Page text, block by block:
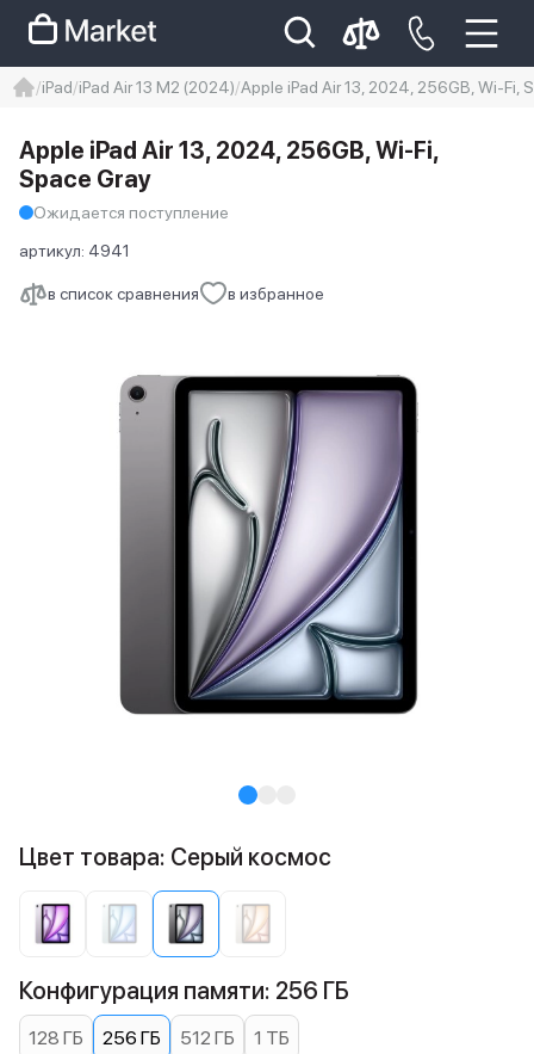
Iphone 14 pro max
айфон 14
iPad iPad Air 13 M2 (2024) Apple iPad Air 13, 2024, 256GB, Wi-Fi,
в список сравнения в избранное
Apple iPad Air 13, 2024, 256GB, Wi-Fi,
Space Gray
Ожидается поступление
артикул: 4941
Цвет товара: Серый космос
Конфигурация памяти: 256 ГБ
128 ГБ 256 ГБ 512 ГБ 1 ТБ